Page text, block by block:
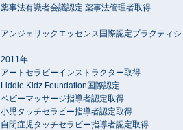
薬事法有識者会議認定 薬事法管理者取得
アンジェリックエッセンス国際認定プラクティシ
2011年
アートセラピーインストラクター取得
Liddle Kidz Foundation国際認定
ベビーマッサージ指導者認定取得
小児タッチセラピー指導者認定取得
自閉症児タッチセラピー指導者認定取得